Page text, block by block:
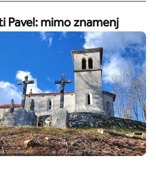
Pavel: mimo znamenj